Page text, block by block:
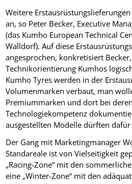
Weitere
an, so Peter Becker, Executive
(das Kumho European Technical
Walldorf). Auf diese
angesprochen, konkretisiert
Technikorientierung Kumhos
Kumho Tyres werden in der
Volumenmarken verbaut, man
Premiummarken und dort bei
Technologiekompetenz
ausgestellten Modelle dürften dafür
Der Gang mit Marketingmanager
Standareale ist von Vielseitigkeit
„Racing-Zone“ mit den
eine „Winter-Zone“ mit den